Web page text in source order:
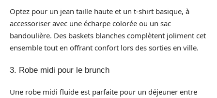
Optez pour un jean taille haute et un t-shirt basique, à
accessoriser avec une écharpe colorée ou un sac
bandoulière. Des baskets blanches complètent joliment cet
ensemble tout en offrant confort lors des sorties en ville.
3. Robe midi pour le brunch
Une robe midi fluide est parfaite pour un déjeuner entre